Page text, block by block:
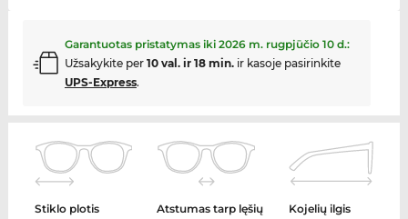
Garantuotas pristatymas iki 2026 m. rugpjūčio 10 d.:
Užsakykite per 10 val. ir 18 min.ir kasoje pasirinkite
UPS-Express.
Stiklo plotis
Atstumas tarp lęšių
Kojelių ilgis